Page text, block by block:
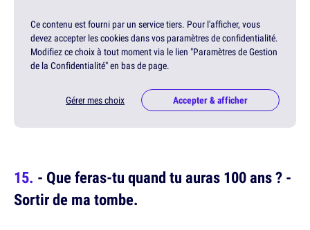
Ce contenu est fourni par un service tiers. Pour l'afficher, vous
devez accepter les cookies dans vos paramètres de confidentialité.
Modifiez ce choix à tout moment via le lien "Paramètres de Gestion
de la Confidentialité" en bas de page.
Gérer mes choix Accepter & afficher
- Que feras-tu quand tu auras 100 ans ? -
Sortir de ma tombe.